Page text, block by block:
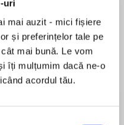
uri
mai auzit - mici fișiere
și preferințelor tale pe
mai bună. Le vom
îți mulțumim dacă ne-o
acordul tău.
hot NEW YORK
MEN New Adult